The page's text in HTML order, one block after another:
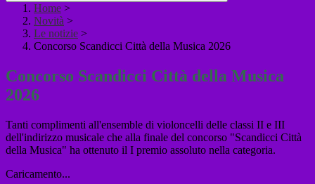
Home >
Novità >
Le notizie >
Concorso Scandicci Città della Musica 2026
Concorso Scandicci Città della Musica
2026
Tanti complimenti all'ensemble di violoncelli delle classi II e III
dell'indirizzo musicale che alla finale del concorso "Scandicci Città
della Musica" ha ottenuto il I premio assoluto nella categoria.
Caricamento...